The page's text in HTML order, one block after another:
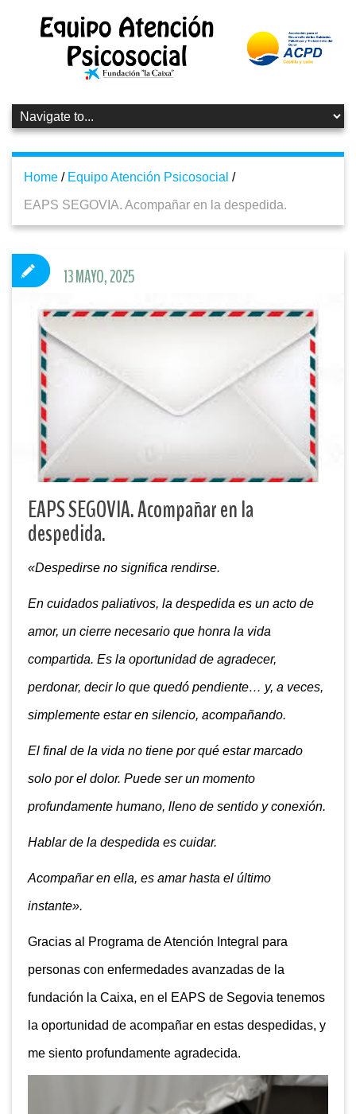
Home / Equipo Atención Psicosocial /
EAPS SEGOVIA. Acompañar en la despedida.
EAPS SEGOVIA. Acompañar en la
despedida.
«Despedirse no significa rendirse.
En cuidados paliativos, la despedida es un acto de
amor, un cierre necesario que honra la vida
compartida. Es la oportunidad de agradecer,
perdonar, decir lo que quedó pendiente… y, a veces,
simplemente estar en silencio, acompañando.
El final de la vida no tiene por qué estar marcado
solo por el dolor. Puede ser un momento
profundamente humano, lleno de sentido y conexión.
Hablar de la despedida es cuidar.
Acompañar en ella, es amar hasta el último
instante».
Gracias al Programa de Atención Integral para
personas con enfermedades avanzadas de la
fundación la Caixa, en el EAPS de Segovia tenemos
la oportunidad de acompañar en estas despedidas, y
me siento profundamente agradecida.
13 MAYO, 2025